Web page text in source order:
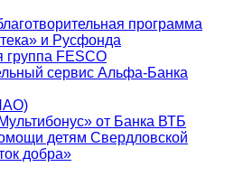
программа
и Русфонда
группа FESCO
сервис Альфа-Банка
от Банка ВТБ
детям Свердловской
добра»